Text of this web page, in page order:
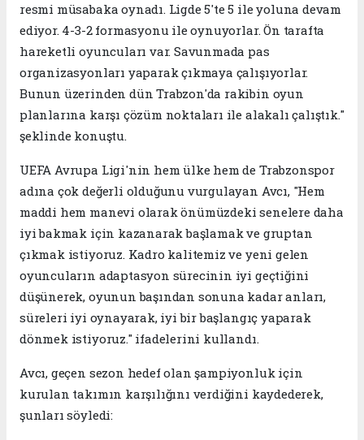
resmi müsabaka oynadı. Ligde 5'te 5 ile yoluna devam
ediyor. 4-3-2 formasyonu ile oynuyorlar. Ön tarafta
hareketli oyuncuları var. Savunmada pas
organizasyonları yaparak çıkmaya çalışıyorlar.
Bunun üzerinden dün Trabzon'da rakibin oyun
planlarına karşı çözüm noktaları ile alakalı çalıştık."
şeklinde konuştu.
UEFA Avrupa Ligi'nin hem ülke hem de Trabzonspor
adına çok değerli olduğunu vurgulayan Avcı, "Hem
maddi hem manevi olarak önümüzdeki senelere daha
iyi bakmak için kazanarak başlamak ve gruptan
çıkmak istiyoruz. Kadro kalitemiz ve yeni gelen
oyuncuların adaptasyon sürecinin iyi geçtiğini
düşünerek, oyunun başından sonuna kadar anları,
süreleri iyi oynayarak, iyi bir başlangıç yaparak
dönmek istiyoruz." ifadelerini kullandı.
Avcı, geçen sezon hedef olan şampiyonluk için
kurulan takımın karşılığını verdiğini kaydederek,
şunları söyledi: